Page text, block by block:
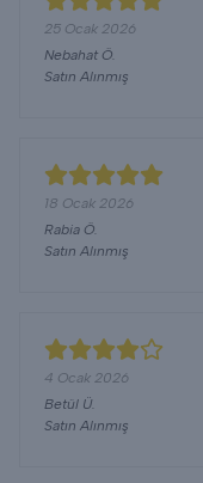
25 Ocak 2026
Nebahat Ö.
Satın Alınmış
18 Ocak 2026
Rabia Ö.
Satın Alınmış
4 Ocak 2026
Betül Ü.
Satın Alınmış